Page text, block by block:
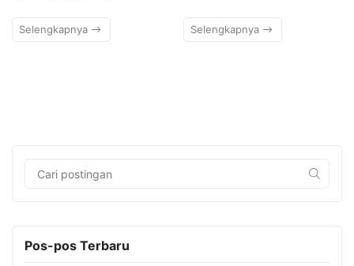
Selengkapnya Selengkapnya
Pos-pos Terbaru